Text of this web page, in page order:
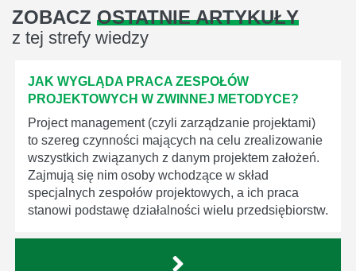
ZOBACZ OSTATNIE ARTYKUŁY
z tej strefy wiedzy
JAK WYGLĄDA PRACA ZESPOŁÓW
PROJEKTOWYCH W ZWINNEJ METODYCE?
Project management (czyli zarządzanie projektami)
to szereg czynności mających na celu zrealizowanie
wszystkich związanych z danym projektem założeń.
Zajmują się nim osoby wchodzące w skład
specjalnych zespołów projektowych, a ich praca
stanowi podstawę działalności wielu przedsiębiorstw.